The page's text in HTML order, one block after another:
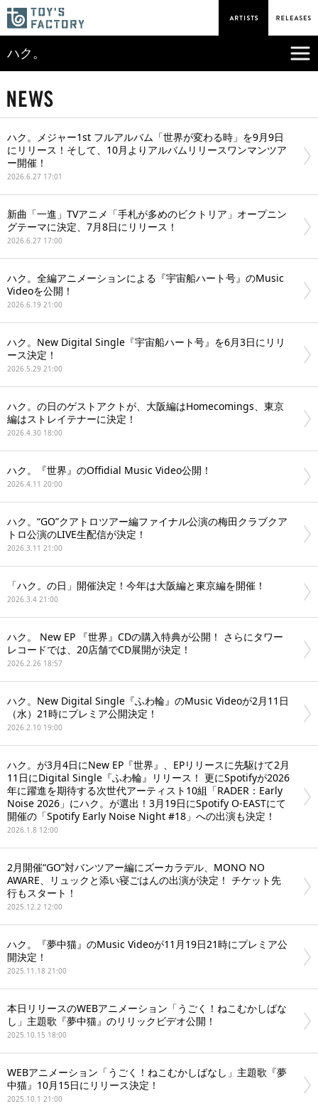
ハク。
ハク。メジャー1st フルアルバム「世界が変わる時」を9月9日
にリリース！そして、10月よりアルバムリリースワンマンツア
ー開催！
2026.6.27 17:01
新曲「一進」TVアニメ「手札が多めのビクトリア」オープニン
グテーマに決定、7月8日にリリース！
2026.6.27 17:00
ハク。全編アニメーションによる『宇宙船ハート号』のMusic
Videoを公開！
2026.6.19 21:00
ハク。New Digital Single『宇宙船ハート号』を6月3日にリリ
ース決定！
2026.5.29 21:00
ハク。の日のゲストアクトが、大阪編はHomecomings、東京
編はストレイテナーに決定！
2026.4.30 18:00
ハク。『世界』のOffidial Music Video公開！
2026.4.11 20:00
ハク。“GO”クアトロツアー編ファイナル公演の梅田クラブクア
トロ公演のLIVE生配信が決定！
2026.3.11 21:00
「ハク。の日」開催決定！今年は大阪編と東京編を開催！
2026.3.4 21:00
ハク。 New EP 『世界』CDの購入特典が公開！ さらにタワー
レコードでは、20店舗でCD展開が決定！
2026.2.26 18:57
ハク。New Digital Single『ふわ輪』のMusic Videoが2月11日
（水）21時にプレミア公開決定！
2026.2.10 19:00
ハク。が3月4日にNew EP『世界』、EPリリースに先駆けて2月
11日にDigital Single『ふわ輪』リリース！ 更にSpotifyが2026
年に躍進を期待する次世代アーティスト10組「RADER：Early
Noise 2026」にハク。が選出！3月19日にSpotify O-EASTにて
開催の「Spotify Early Noise Night #18」への出演も決定！
2026.1.8 12:00
2月開催“GO”対バンツアー編にズーカラデル、MONO NO
AWARE、リュックと添い寝ごはんの出演が決定！ チケット先
行もスタート！
2025.12.2 12:00
ハク。『夢中猫』のMusic Videoが11月19日21時にプレミア公
開決定！
2025.11.18 21:00
本日リリースのWEBアニメーション「うごく！ねこむかしばな
し」主題歌『夢中猫』のリリックビデオ公開！
2025.10.15 18:00
WEBアニメーション「うごく！ねこむかしばなし」主題歌『夢
中猫』10月15日にリリース決定！
2025.10.1 21:00